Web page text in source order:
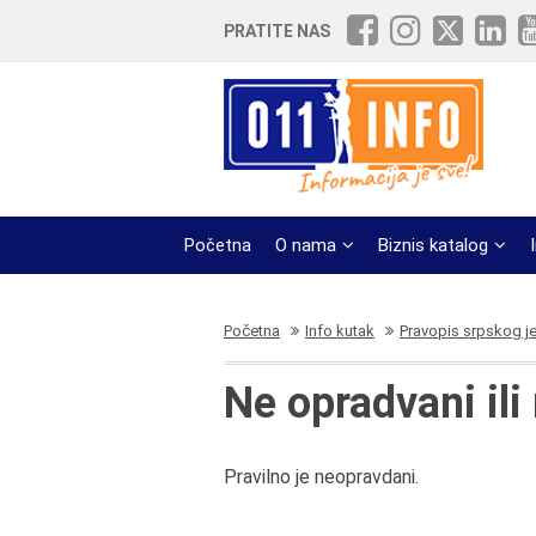
PRATITE NAS
Početna O nama Biznis katalog
Početna Info kutak Pravopis srpskog
Ne opradvani ili
Pravilno je neopravdani.